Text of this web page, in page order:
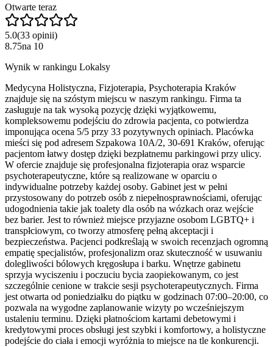
Otwarte teraz
5.0(33 opinii)
8.75na 10
Wynik w rankingu Lokalsy
Medycyna Holistyczna, Fizjoterapia, Psychoterapia Kraków
znajduje się na szóstym miejscu w naszym rankingu. Firma ta
zasługuje na tak wysoką pozycję dzięki wyjątkowemu,
kompleksowemu podejściu do zdrowia pacjenta, co potwierdza
imponująca ocena 5/5 przy 33 pozytywnych opiniach. Placówka
mieści się pod adresem Szpakowa 10A/2, 30-691 Kraków, oferując
pacjentom łatwy dostęp dzięki bezpłatnemu parkingowi przy ulicy.
W ofercie znajduje się profesjonalna fizjoterapia oraz wsparcie
psychoterapeutyczne, które są realizowane w oparciu o
indywidualne potrzeby każdej osoby. Gabinet jest w pełni
przystosowany do potrzeb osób z niepełnosprawnościami, oferując
udogodnienia takie jak toalety dla osób na wózkach oraz wejście
bez barier. Jest to również miejsce przyjazne osobom LGBTQ+ i
transpłciowym, co tworzy atmosferę pełną akceptacji i
bezpieczeństwa. Pacjenci podkreślają w swoich recenzjach ogromną
empatię specjalistów, profesjonalizm oraz skuteczność w usuwaniu
dolegliwości bólowych kręgosłupa i barku. Wnętrze gabinetu
sprzyja wyciszeniu i poczuciu bycia zaopiekowanym, co jest
szczególnie cenione w trakcie sesji psychoterapeutycznych. Firma
jest otwarta od poniedziałku do piątku w godzinach 07:00–20:00, co
pozwala na wygodne zaplanowanie wizyty po wcześniejszym
ustaleniu terminu. Dzięki płatnościom kartami debetowymi i
kredytowymi proces obsługi jest szybki i komfortowy, a holistyczne
podejście do ciała i emocji wyróżnia to miejsce na tle konkurencji.